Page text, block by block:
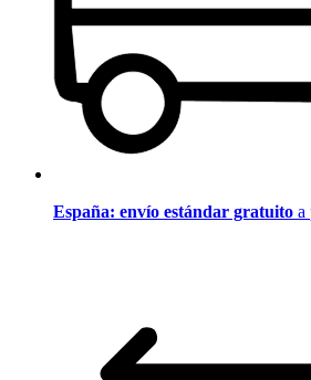
España: envío estándar gratuito a